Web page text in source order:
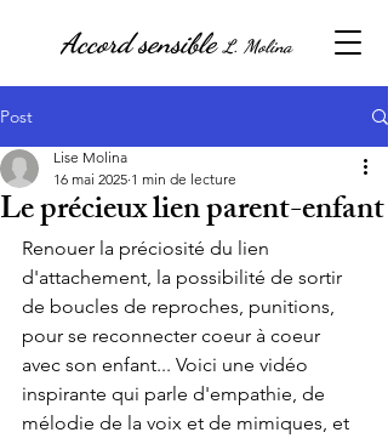
Accord sensibleL. Molina
Post
Le précieux lien parent-enfant
Lise Molina
16 mai 2025 1 min de lecture
Renouer la préciosité du lien
d'attachement, la possibilité de sortir
de boucles de reproches, punitions,
pour se reconnecter coeur à coeur
avec son enfant... Voici une vidéo
inspirante qui parle d'empathie, de
mélodie de la voix et de mimiques, et